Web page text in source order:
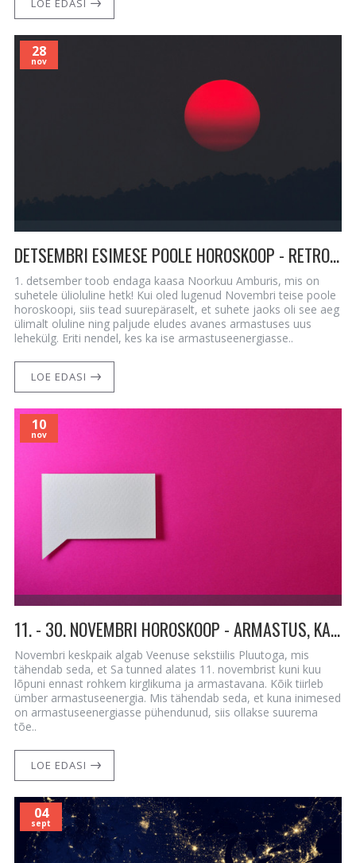
LOE EDASI
28
nov
DETSEMBRI ESIMESE POOLE HOROSKOOP - RETROGRAADID JA SUUREJOONELINE VALGUSTATUS
1. detsember toob endaga kaasa Noorkuu Amburis, mis on
suhetele ülioluline hetk! Kui oled lugenud Novembri teise poole
horoskoopi, siis tead suurepäraselt, et suhete jaoks oli see aeg
ülimalt oluline ning paljude eludes avanes armastuses uus
lehekülg. Eriti nendel, kes ka ise armastuseenergiasse..
LOE EDASI
10
nov
11. - 30. NOVEMBRI HOROSKOOP - ARMASTUS, KAITSEINGEL, TÄISKUU JA RETROGRAAD
Novembri keskpaik algab Veenuse sekstiilis Pluutoga, mis
tähendab seda, et Sa tunned alates 11. novembrist kuni kuu
lõpuni ennast rohkem kirglikuma ja armastavana. Kõik tiirleb
ümber armastuseenergia. Mis tähendab seda, et kuna inimesed
on armastuseenergiasse pühendunud, siis ollakse suurema
tõe..
LOE EDASI
04
sept